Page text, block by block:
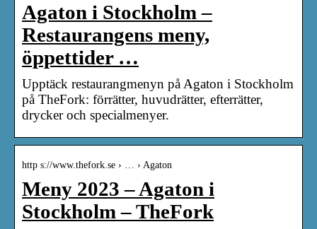
Agaton i Stockholm –
Restaurangens meny,
öppettider …
Upptäck restaurangmenyn på Agaton i Stockholm
på TheFork: förrätter, huvudrätter, efterrätter,
drycker och specialmenyer.
http s://www.thefork.se › … › Agaton
Meny 2023 – Agaton i
Stockholm – TheFork